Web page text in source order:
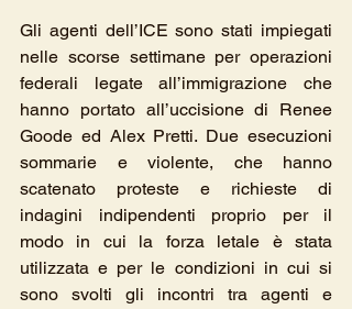
Gli agenti dell’ICE sono stati impiegati
nelle scorse settimane per operazioni
federali legate all’immigrazione che
hanno portato all’uccisione di Renee
Goode ed Alex Pretti. Due esecuzioni
sommarie e violente, che hanno
scatenato proteste e richieste di
indagini indipendenti proprio per il
modo in cui la forza letale è stata
utilizzata e per le condizioni in cui si
sono svolti gli incontri tra agenti e